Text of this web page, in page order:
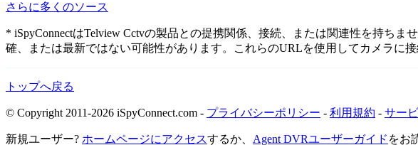
さらに多くのソース
* iSpyConnectはTelview Cctvの製品との提携関係、接続、または関連性を持ち
確、または最新ではない可能性があります。これらのURLを使用してカメラに
トップへ戻る
© Copyright 2011-2026 iSpyConnect.com - プライバシーポリシー - 利用規約 - サー
新規ユーザー? ホームページにアクセスするか、 Agent DVRユーザーガイド をお